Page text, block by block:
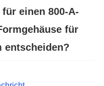
einen 800-A-
für
entscheiden?